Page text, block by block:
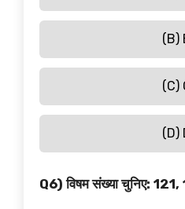
(B)
(C)
(D)
Q6) विषम संख्या चुनिए: